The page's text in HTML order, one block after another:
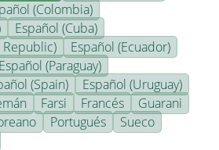
(Colombia)
Español (Cuba)
Republic)
Español (Ecuador)
Español (Paraguay)
(Spain)
Español (Uruguay)
Farsi Francés
Guarani
Portugués
Sueco